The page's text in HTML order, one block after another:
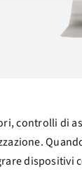
controlli di
dispositivi